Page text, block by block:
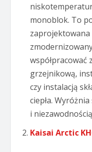
monoblok. To
zaprojektowana
współpracować
grzejnikową,
czy instalacją
ciepła.
i
Kaisai Arctic